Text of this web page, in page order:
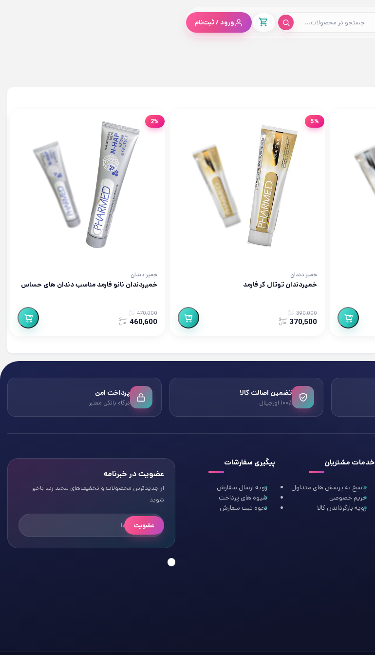
ورود / ثبت‌نام
5%
خمیر دندان
خمیردندان توتال کر فارمد
390,000
370,500
2%
خمیر دندان
خمیردندان نانو فارمد مناسب دندان های حساس
470,000
460,600
تضمین اصالت کالا
۱۰۰٪ اورجینال
پرداخت امن
درگاه بانکی معتبر
خدمات مشتریان
پاسخ به پرسش های متداول
حریم خصوصی
رویه بازگرداندن کالا
پیگیری سفارشات
رویه ارسال سفارش
شیوه های پرداخت
نحوه ثبت سفارش
عضویت در خبرنامه
از جدیدترین محصولات و تخفیف‌های لبخند زیبا باخبر
شوید
عضویت